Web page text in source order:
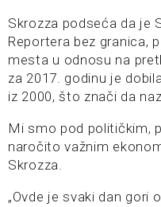
Skrozza podseća da je
Reportera bez granica,
mesta u odnosu na
za 2017. godinu je
iz 2000, što znači da
Mi smo pod političkim,
naročito važnim
Skrozza.
„Ovde je svaki dan gori